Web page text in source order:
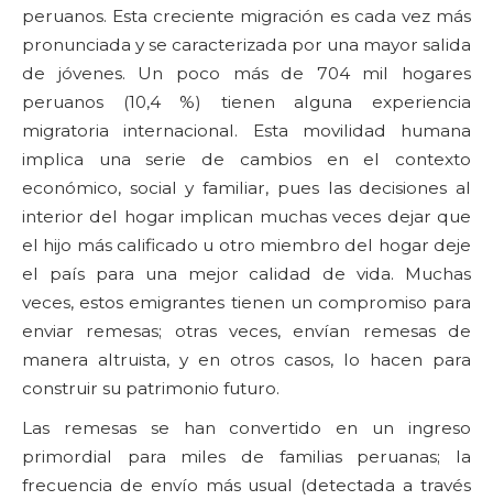
peruanos. Esta creciente migración es cada vez más
pronunciada y se caracterizada por una mayor salida
de jóvenes. Un poco más de 704 mil hogares
peruanos (10,4 %) tienen alguna experiencia
migratoria internacional. Esta movilidad humana
implica una serie de cambios en el contexto
económico, social y familiar, pues las decisiones al
interior del hogar implican muchas veces dejar que
el hijo más calificado u otro miembro del hogar deje
el país para una mejor calidad de vida. Muchas
veces, estos emigrantes tienen un compromiso para
enviar remesas; otras veces, envían remesas de
manera altruista, y en otros casos, lo hacen para
construir su patrimonio futuro.
Las remesas se han convertido en un ingreso
primordial para miles de familias peruanas; la
frecuencia de envío más usual (detectada a través